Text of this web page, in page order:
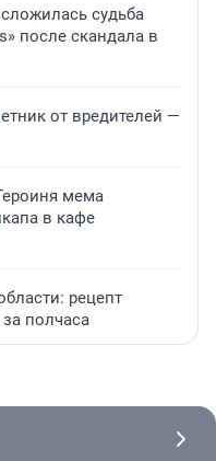
судьба
после скандала в
от вредителей —
мема
в кафе
рецепт
полчаса